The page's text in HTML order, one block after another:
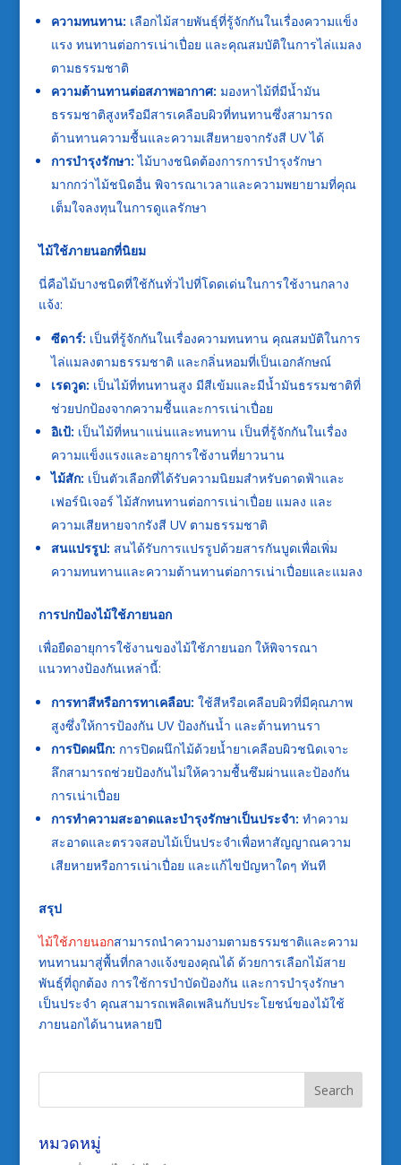
ความทนทาน: เลือกไม้สายพันธุ์ที่รู้จักกันในเรื่องความแข็ง
แรง ทนทานต่อการเน่าเปื่อย และคุณสมบัติในการไล่แมลง
ตามธรรมชาติ
ความต้านทานต่อสภาพอากาศ: มองหาไม้ที่มีน้ำมัน
ธรรมชาติสูงหรือมีสารเคลือบผิวที่ทนทานซึ่งสามารถ
ต้านทานความชื้นและความเสียหายจากรังสี UV ได้
การบำรุงรักษา: ไม้บางชนิดต้องการการบำรุงรักษา
มากกว่าไม้ชนิดอื่น พิจารณาเวลาและความพยายามที่คุณ
เต็มใจลงทุนในการดูแลรักษา
ไม้ใช้ภายนอกที่นิยม
นี่คือไม้บางชนิดที่ใช้กันทั่วไปที่โดดเด่นในการใช้งานกลาง
แจ้ง:
ซีดาร์: เป็นที่รู้จักกันในเรื่องความทนทาน คุณสมบัติในการ
ไล่แมลงตามธรรมชาติ และกลิ่นหอมที่เป็นเอกลักษณ์
เรดวูด: เป็นไม้ที่ทนทานสูง มีสีเข้มและมีน้ำมันธรรมชาติที่
ช่วยปกป้องจากความชื้นและการเน่าเปื่อย
อิเป้: เป็นไม้ที่หนาแน่นและทนทาน เป็นที่รู้จักกันในเรื่อง
ความแข็งแรงและอายุการใช้งานที่ยาวนาน
ไม้สัก: เป็นตัวเลือกที่ได้รับความนิยมสำหรับดาดฟ้าและ
เฟอร์นิเจอร์ ไม้สักทนทานต่อการเน่าเปื่อย แมลง และ
ความเสียหายจากรังสี UV ตามธรรมชาติ
สนแปรรูป: สนได้รับการแปรรูปด้วยสารกันบูดเพื่อเพิ่ม
ความทนทานและความต้านทานต่อการเน่าเปื่อยและแมลง
การปกป้องไม้ใช้ภายนอก
เพื่อยืดอายุการใช้งานของไม้ใช้ภายนอก ให้พิจารณา
แนวทางป้องกันเหล่านี้:
การทาสีหรือการทาเคลือบ: ใช้สีหรือเคลือบผิวที่มีคุณภาพ
สูงซึ่งให้การป้องกัน UV ป้องกันน้ำ และต้านทานรา
การปิดผนึก: การปิดผนึกไม้ด้วยน้ำยาเคลือบผิวชนิดเจาะ
ลึกสามารถช่วยป้องกันไม่ให้ความชื้นซึมผ่านและป้องกัน
การเน่าเปื่อย
การทำความสะอาดและบำรุงรักษาเป็นประจำ: ทำความ
สะอาดและตรวจสอบไม้เป็นประจำเพื่อหาสัญญาณความ
เสียหายหรือการเน่าเปื่อย และแก้ไขปัญหาใดๆ ทันที
สรุป
ไม้ใช้ภายนอกสามารถนำความงามตามธรรมชาติและความ
ทนทานมาสู่พื้นที่กลางแจ้งของคุณได้ ด้วยการเลือกไม้สาย
พันธุ์ที่ถูกต้อง การใช้การบำบัดป้องกัน และการบำรุงรักษา
เป็นประจำ คุณสามารถเพลิดเพลินกับประโยชน์ของไม้ใช้
ภายนอกได้นานหลายปี
หมวดหมู่